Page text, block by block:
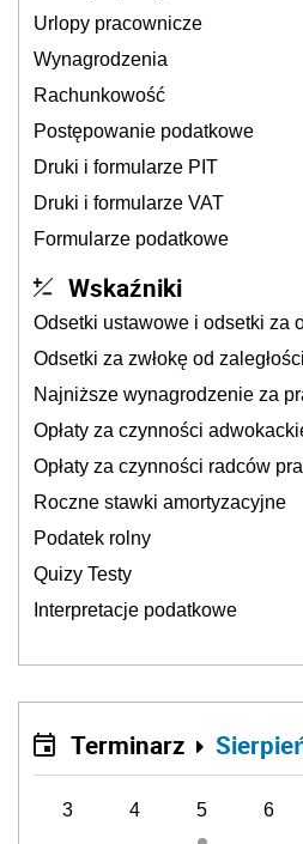
Urlopy pracownicze
Wynagrodzenia
Rachunkowość
Postępowanie podatkowe
Druki i formularze PIT
Druki i formularze VAT
Formularze podatkowe
Wskaźniki
Odsetki ustawowe i odsetki za
Odsetki za zwłokę od
Najniższe wynagrodzenie za
Opłaty za czynności
Opłaty za czynności radców
Roczne stawki amortyzacyjne
Podatek rolny
Quizy Testy
Interpretacje podatkowe
Terminarz
3 4 5 6